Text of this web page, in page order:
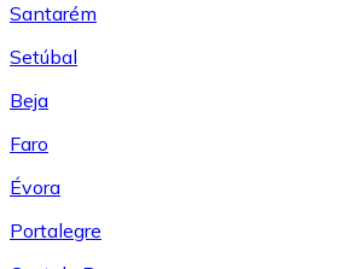
Santarém
Setúbal
Beja
Faro
Évora
Portalegre